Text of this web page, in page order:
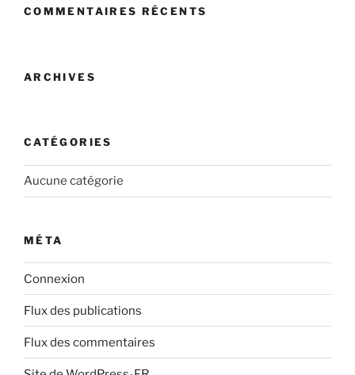
COMMENTAIRES RÉCENTS
ARCHIVES
CATÉGORIES
Aucune catégorie
MÉTA
Connexion
Flux des publications
Flux des commentaires